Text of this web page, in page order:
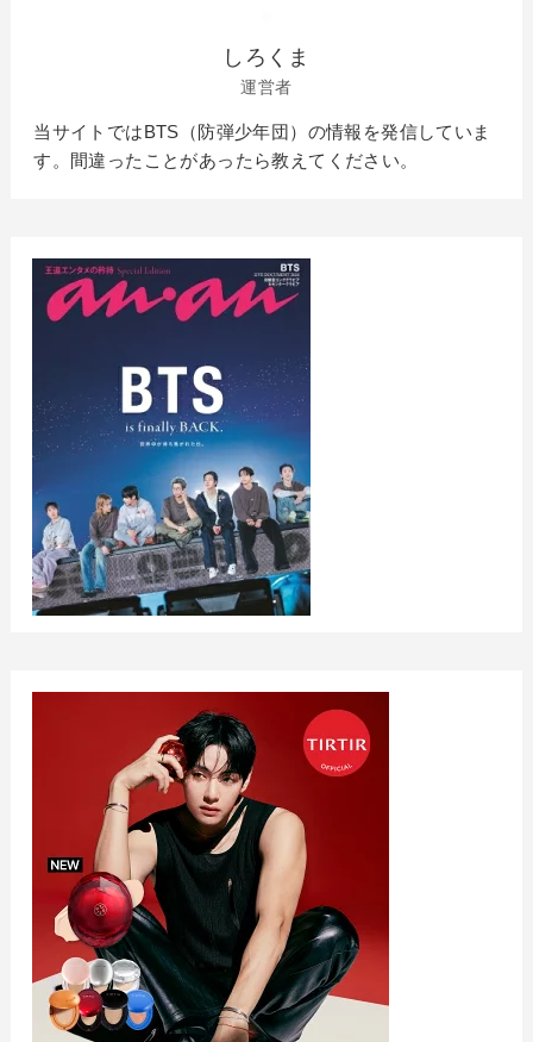
しろくま
運営者
当サイトではBTS（防弾少年団）の情報を発信していま
す。間違ったことがあったら教えてください。